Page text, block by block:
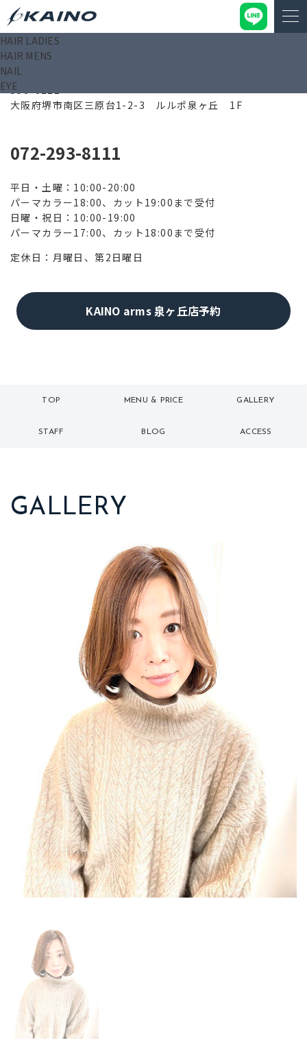
HAIR LADIES
HAIR MENS
NAIL
EYE
KAINO arms 泉ヶ丘店
590-0111
大阪府堺市南区三原台1-2-3 ルルポ泉ヶ丘 1F
072-293-8111
平日・土曜：10:00-20:00
パーマカラー18:00、カット19:00まで受付
日曜・祝日：10:00-19:00
パーマカラー17:00、カット18:00まで受付
定休日：月曜日、第2日曜日
KAINO arms 泉ヶ丘店予約
TOP
トップ
MENU & PRICE
メニュー
GALLERY
ギャラリー
STAFF BLOG ACCESS
GALLERY